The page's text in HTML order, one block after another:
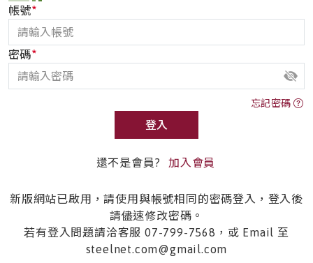
帳號*
密碼*
忘記密碼
登入
還不是會員? 加入會員
新版網站已啟用，請使用與帳號相同的密碼登入，登入後
請儘速修改密碼。
若有登入問題請洽客服 07-799-7568，或 Email 至
steelnet.com@gmail.com